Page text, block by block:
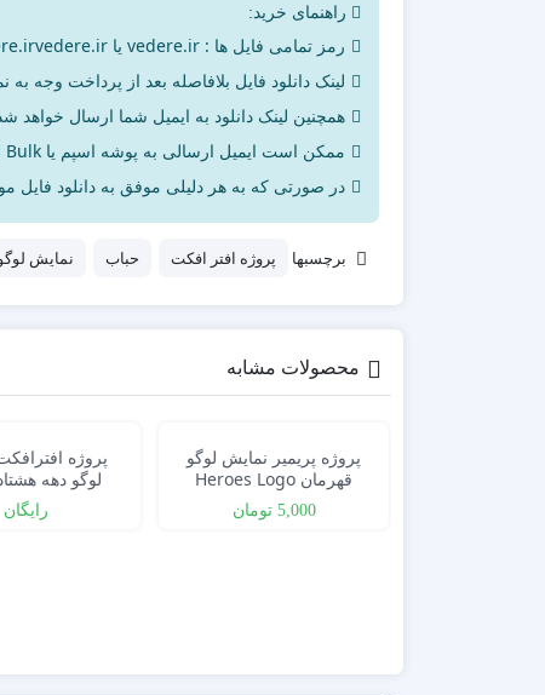
راهنمای خرید:
رمز تمامی فایل ها : vedere.ir یا vedere.irvedere.ir می‌باشد
لینک دانلود فایل بلافاصله بعد از پرداخت وجه
همچنین لینک دانلود به ایمیل شما ارسال خواهد
ممکن است ایمیل ارسالی به پوشه اسپم یا Bulk ایمیل شما ارسال شده باشد.
در صورتی که به هر دلیلی موفق به دانلود فایل
برچسبها پروژه افتر افکت حباب نمایش
محصولات مشابه
پروژه پریمیر نمایش لوگو
قهرمان Heroes Logo
Intro5,000 تومان
پروژه
TV Logo
رایگان